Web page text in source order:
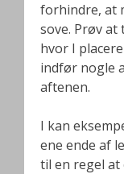
forhindre, at
sove. Prøv
hvor I
indfør nogle
aftenen.
I kan
ene ende af
til en regel